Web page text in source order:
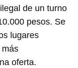
de un turno
pesos. Se
lugares
más
oferta.